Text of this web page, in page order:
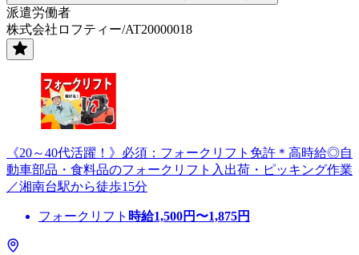
派遣労働者
株式会社ロフティー/AT20000018
《20～40代活躍！》必須：フォークリフト免許＊高時給◎自
動車部品・食料品のフォークリフト入出荷・ピッキング作業
／湘南台駅から徒歩15分
フォークリフト 時給1,500円〜1,875円